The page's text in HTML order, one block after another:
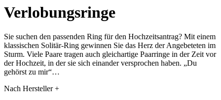
Verlobungsringe
Sie suchen den passenden Ring für den Hochzeitsantrag? Mit einem
klassischen Solitär-Ring gewinnen Sie das Herz der Angebeteten im
Sturm. Viele Paare tragen auch gleichartige Paarringe in der Zeit vor
der Hochzeit, in der sie sich einander versprochen haben. „Du
gehörst zu mir“…
Nach Hersteller+